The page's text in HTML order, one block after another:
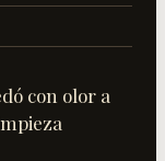
con olor a